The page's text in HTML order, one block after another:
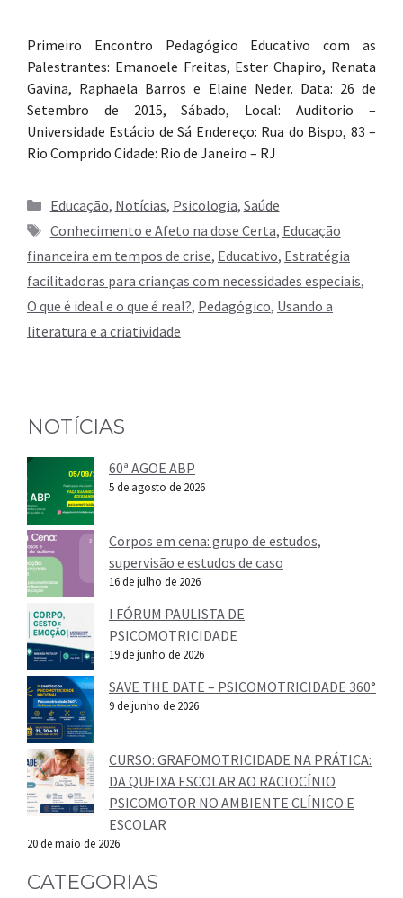
Primeiro Encontro Pedagógico Educativo com as
Palestrantes: Emanoele Freitas, Ester Chapiro, Renata
Gavina, Raphaela Barros e Elaine Neder. Data: 26 de
Setembro de 2015, Sábado, Local: Auditorio –
Universidade Estácio de Sá Endereço: Rua do Bispo, 83 –
Rio Comprido Cidade: Rio de Janeiro – RJ
Categorias
Educação, Notícias, Psicologia, Saúde
Tags
Conhecimento e Afeto na dose Certa, Educação
financeira em tempos de crise, Educativo, Estratégia
facilitadoras para crianças com necessidades especiais,
O que é ideal e o que é real?, Pedagógico, Usando a
literatura e a criatividade
NOTÍCIAS
60ª AGOE ABP
5 de agosto de 2026
Corpos em cena: grupo de estudos,
supervisão e estudos de caso
16 de julho de 2026
I FÓRUM PAULISTA DE
PSICOMOTRICIDADE
19 de junho de 2026
SAVE THE DATE – PSICOMOTRICIDADE 360°
9 de junho de 2026
CURSO: GRAFOMOTRICIDADE NA PRÁTICA:
DA QUEIXA ESCOLAR AO RACIOCÍNIO
PSICOMOTOR NO AMBIENTE CLÍNICO E
ESCOLAR
20 de maio de 2026
CATEGORIAS